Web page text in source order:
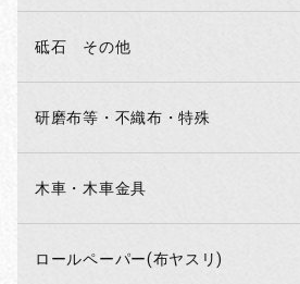
砥石 その他
研磨布等・不織布・特殊
木車・木車金具
ロールペーパー(布ヤスリ)